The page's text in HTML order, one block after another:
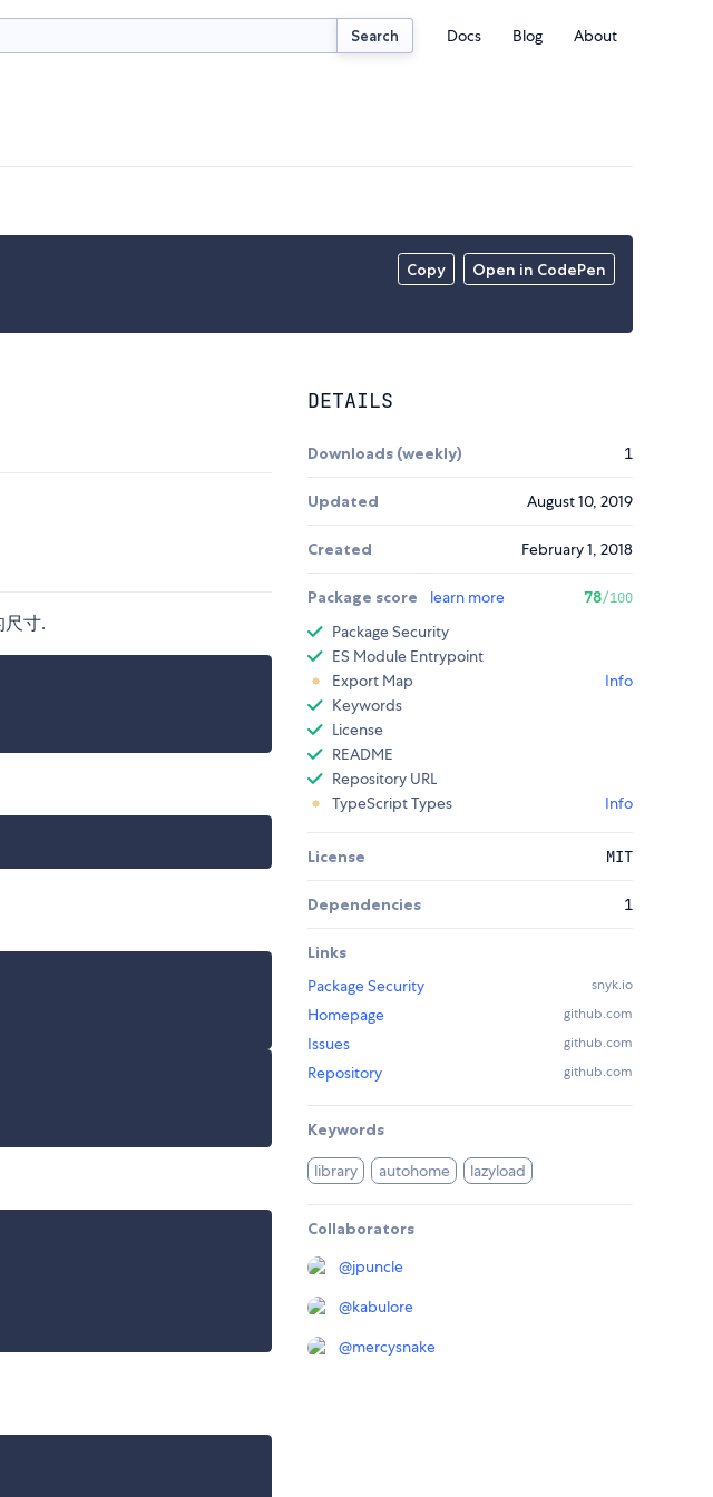
Search Docs Blog About
Copy Open in CodePen
寸.
DETAILS
Downloads (weekly) 1
Updated August 10, 2019
Created February 1, 2018
Package score learn more 78/100
Package Security
ES Module Entrypoint
Export Map
Info
Keywords
License
README
Repository URL
TypeScript Types
Info
License MIT
Dependencies 1
Links
Package Security
snyk.io
Homepage github.com
Issues github.com
Repository github.com
Keywords
library autohome lazyload
Collaborators
@jpuncle
@kabulore
@mercysnake